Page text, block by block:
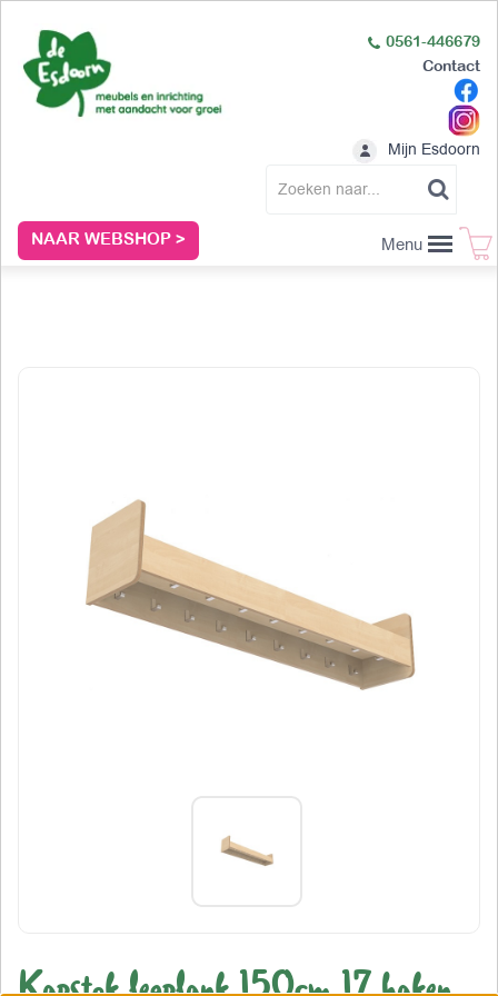
NAAR WEBSHOP >
0561-446679
Contact
Mijn Esdoorn
Menu
Kapstok legplank 150cm 17 haken